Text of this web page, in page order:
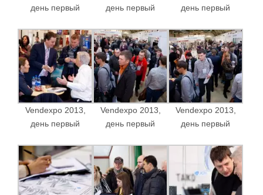
день первый
день первый
день первый
Vendexpo 2013,
день первый
Vendexpo 2013,
день первый
Vendexpo 2013,
день первый